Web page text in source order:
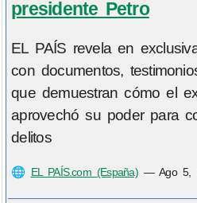
presidente Petro
EL PAÍS revela en
con documentos,
que demuestran cómo el
aprovechó su poder para
delitos
🌐 EL PAÍS.com (España)—Ago 5,